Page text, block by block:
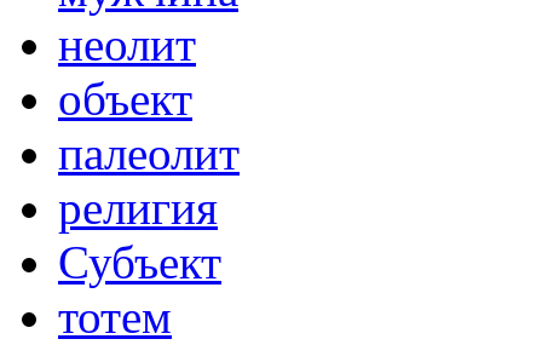
неолит
объект
палеолит
религия
Субъект
тотем